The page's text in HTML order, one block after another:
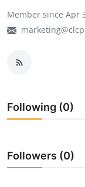
Gallery
Member since Apr
Following (0)
Followers (0)